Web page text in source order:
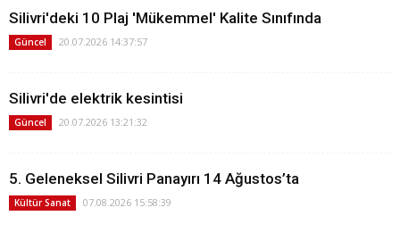
Silivri'deki 10 Plaj 'Mükemmel' Kalite Sınıfında
Güncel 20.07.2026 14:37:57
Silivri'de elektrik kesintisi
Güncel 20.07.2026 13:21:32
5. Geleneksel Silivri Panayırı 14 Ağustos’ta
Kültür Sanat 07.08.2026 15:58:39